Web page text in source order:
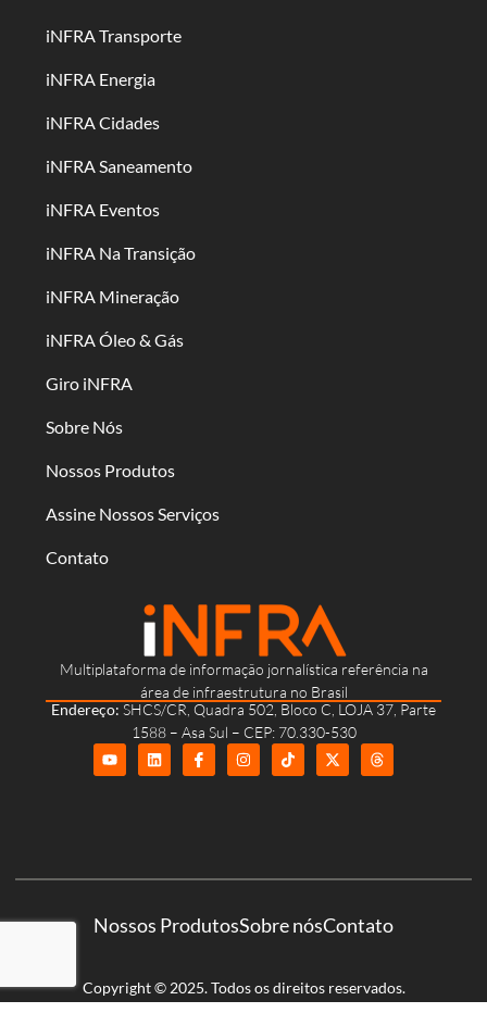
Multiplataforma de informação jornalística referência na
área de infraestrutura no Brasil
Endereço: SHCS/CR, Quadra 502, Bloco C, LOJA 37, Parte
1588 – Asa Sul – CEP: 70.330-530
iNFRA Transporte
iNFRA Energia
iNFRA Cidades
iNFRA Saneamento
iNFRA Eventos
iNFRA Na Transição
iNFRA Mineração
iNFRA Óleo & Gás
Giro iNFRA
Sobre Nós
Nossos Produtos
Assine Nossos Serviços
Contato
Nossos ProdutosSobre nósContato
Copyright © 2025. Todos os direitos reservados.